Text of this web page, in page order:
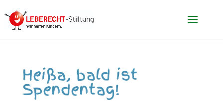
Heißa, bald ist
Spendentag!